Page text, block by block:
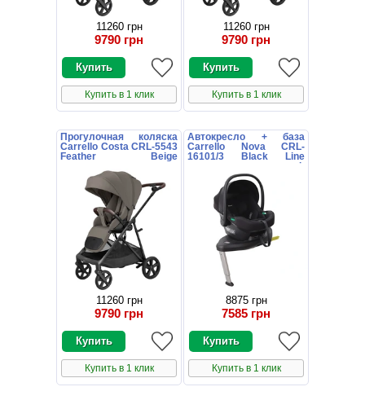
11260 грн
9790 грн
Купить в 1 клик
11260 грн
9790 грн
Купить в 1 клик
Прогулочная коляска
Carrello Costa CRL-5543
Feather Beige
поворотным блоком
11260 грн
9790 грн
Купить в 1 клик
Автокресло + база
Carrello Nova CRL-
16101/3 Black Line
черное поворотное i-
Size Isofix
8875 грн
7585 грн
Купить в 1 клик